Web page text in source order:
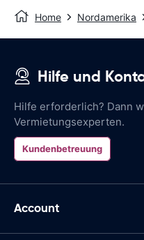
Home Nordamerika
Hilfe und
Hilfe erforderlich? Dann
Vermietungsexperten.
Kundenbetreuung
Account